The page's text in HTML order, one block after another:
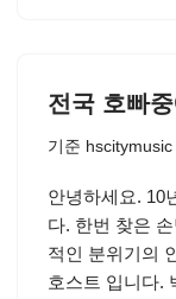
전국 호빠
기준 hscitymusic
안녕하세요. 10
다. 한번 찾은
적인 분위기의
호스트 입니다.